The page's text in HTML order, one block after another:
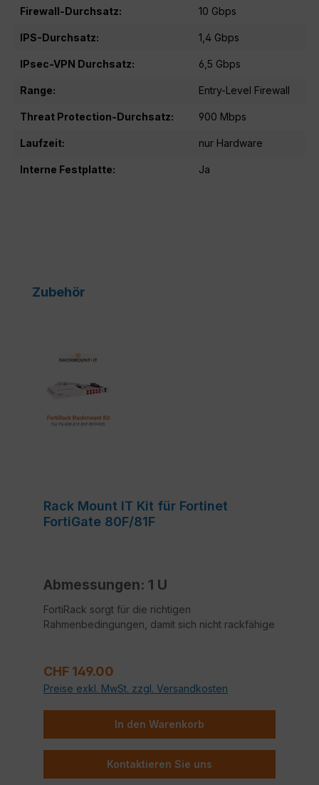
Firewall-Durchsatz: 10 Gbps
IPS-Durchsatz: 1,4 Gbps
IPsec-VPN Durchsatz: 6,5 Gbps
Range: Entry-Level Firewall
Threat Protection-Durchsatz: 900 Mbps
Laufzeit: nur Hardware
Interne Festplatte: Ja
Produktgalerie überspringen
Zubehör
Rack Mount IT Kit für Fortinet
FortiGate 80F/81F
Abmessungen: 1 U
FortiRack sorgt für die richtigen
Rahmenbedingungen, damit sich nicht rackfähige
nur eine Anpassung auf die Normgrößen
vorgenommen, sondern gleichzeitig auch
herausgeführt.
Der Zusammenbau ist mit wenigen Handgriffen
erledigt. Das Gerät einfach am Boden
befestigen, die Verlängerungsleitungen
Regulärer Preis:
CHF 149.00
Preise exkl. MwSt. zzgl. Versandkosten
In den Warenkorb
Kontaktieren Sie uns